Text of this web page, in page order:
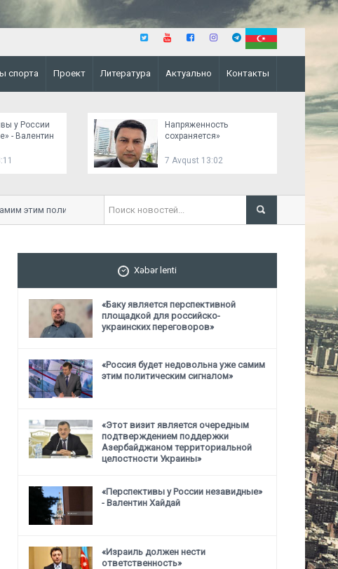
спорта Проект Литература Актуально Контакты
у России
- Валентин
Напряженность
сохраняется»
7 Avqust 13:02
этим политическим сигналом»
«Этот визит является
территориальной
Xəbər lenti
«Баку является перспективной
площадкой для российско-
украинских переговоров»
«Россия будет недовольна уже самим
этим политическим сигналом»
«Этот визит является очередным
подтверждением поддержки
Азербайджаном территориальной
целостности Украины»
«Перспективы у России незавидные»
- Валентин Хайдай
«Израиль должен нести
ответственность»